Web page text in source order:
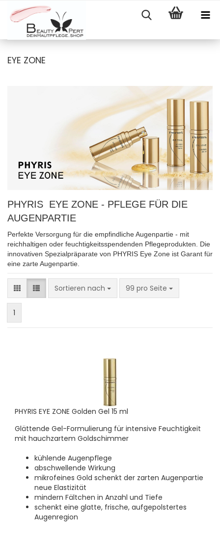
EYE ZONE
PHYRIS EYE ZONE - PFLEGE FÜR DIE
AUGENPARTIE
Perfekte Versorgung für die empfindliche Augenpartie - mit
reichhaltigen oder feuchtigkeitsspendenden Pflegeprodukten. Die
innovativen Spezialpräparate von PHYRIS Eye Zone ist Garant für
eine zarte Augenpartie.
Sortieren nach
Sortieren nach 99 pro Seite
pro Seite
1
PHYRIS EYE ZONE Golden Gel 15 ml
Glättende Gel-Formulierung für intensive Feuchtigkeit
mit hauchzartem Goldschimmer
kühlende Augenpflege
abschwellende Wirkung
mikrofeines Gold schenkt der zarten Augenpartie
neue Elastizität
mindern Fältchen in Anzahl und Tiefe
schenkt eine glatte, frische, aufgepolstertes
Augenregion